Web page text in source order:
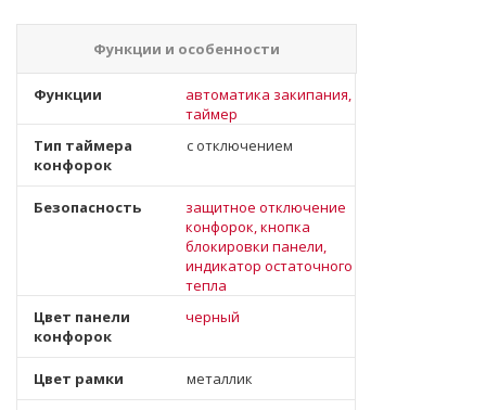
Функции и особенности
Функции
автоматика закипания,
таймер
Тип таймера
конфорок
с отключением
Безопасность
защитное отключение
конфорок, кнопка
блокировки панели,
индикатор остаточного
тепла
Цвет панели
конфорок
черный
Цвет рамки металлик